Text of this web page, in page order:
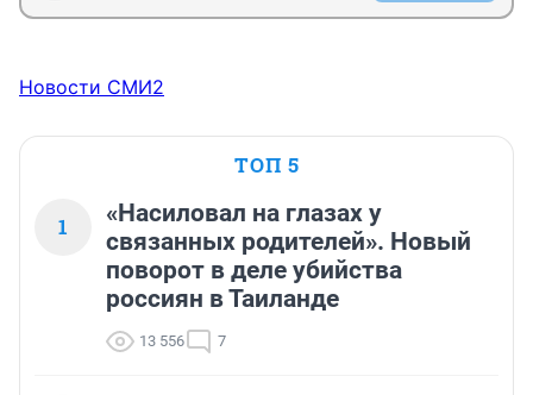
Новости СМИ2
ТОП 5
1
«Насиловал на глазах у
связанных родителей». Новый
поворот в деле убийства
россиян в Таиланде
13 556 7